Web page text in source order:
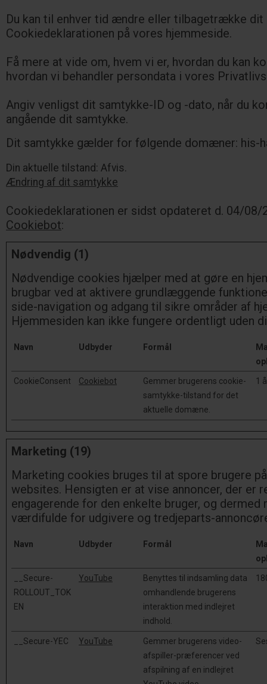
Du kan til enhver tid ændre eller tilbagetrække dit
Cookiedeklarationen på vores hjemmeside.
Få mere at vide om, hvem vi er, hvordan du kan
hvordan vi behandler persondata i vores
Angiv venligst dit samtykke-ID og -dato, når du
angående dit samtykke.
Dit samtykke gælder for følgende domæner: his-
Din aktuelle tilstand: Afvis.
Ændring af dit samtykke
Cookiedeklarationen er sidst opdateret d. 04/08/
Cookiebot:
Nødvendig (1)
Nødvendige cookies hjælper med at gøre en
brugbar ved at aktivere grundlæggende
side-navigation og adgang til sikre områder af
Hjemmesiden kan ikke fungere ordentligt uden
Navn Udbyder Formål
CookieConsent Cookiebot
Gemmer brugerens cookie-
samtykke-tilstand for det
aktuelle domæne.
1
Marketing (19)
Marketing cookies bruges til at spore brugere
websites. Hensigten er at vise annoncer, der er
engagerende for den enkelte bruger, og dermed
værdifulde for udgivere og tredjeparts-
Navn Udbyder Formål
__Secure-
ROLLOUT_TOK
EN
YouTube
Benyttes til indsamling data
omhandlende brugerens
interaktion med indlejret
indhold.
__Secure-YEC YouTube
Gemmer brugerens video-
afspiller-præferencer ved
afspilning af en indlejret